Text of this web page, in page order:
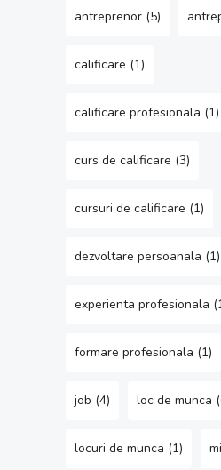
antreprenor (5)
calificare (1)
calificare profesionala (1)
curs de calificare (3)
cursuri de calificare (1)
dezvoltare persoanala (1)
experienta profesionala
formare profesionala (1)
job (4) loc de munca
locuri de munca (1)